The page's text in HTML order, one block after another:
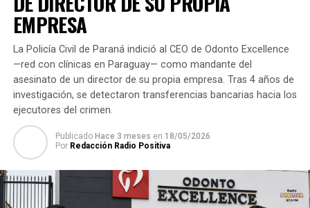
había expresado.
TEMAS RELACIONADOS:
ARRIBA SIGUIENTE
Incautan municiones de guerra de un ómnibus cuyo
destino era Ciudad del Este
“Kelembú” es el intendente legítimo de CDE, según la
ley, aseguran
EMPRESA
La Policía Civil de Paraná indició al CEO de Odonto Excellence
—red con clínicas en Paraguay— como mandante del
asesinato de un director de su propia empresa. Tras 4 años de
investigación, se detectaron transferencias bancarias hacia los
ejecutores del crimen.
Publicado Hace 3 meses en 18/05/2026
Por Redacción Radio Positiva